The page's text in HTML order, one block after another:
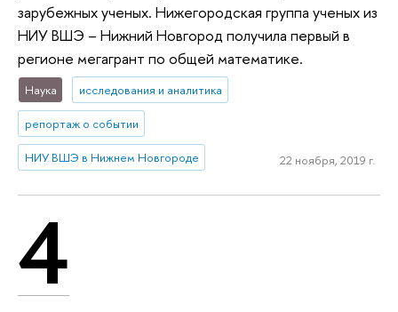
зарубежных ученых. Нижегородская группа ученых из
НИУ ВШЭ – Нижний Новгород получила первый в
регионе мегагрант по общей математике.
Наука исследования и аналитика
репортаж о событии
НИУ ВШЭ в Нижнем Новгороде 22 ноября, 2019 г.
4